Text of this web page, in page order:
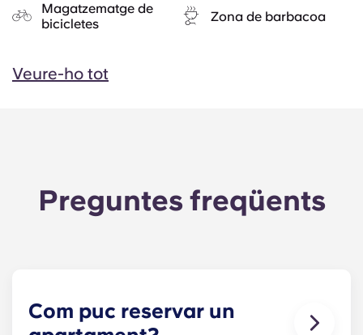
Magatzematge de
bicicletes
Zona de barbacoa
Veure-ho tot
Preguntes freqüents
Com puc reservar un